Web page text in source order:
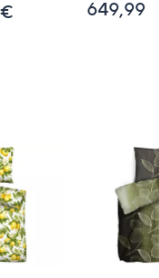
eine
649,99